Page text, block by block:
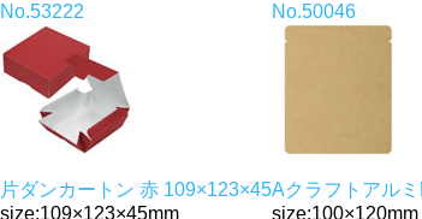
No.53222
片ダンカートン 赤 109×123×45
size:109×123×45mm
No.50046
Aクラフトアル
size:100×120mm